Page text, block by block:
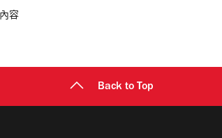
內容
Back to Top